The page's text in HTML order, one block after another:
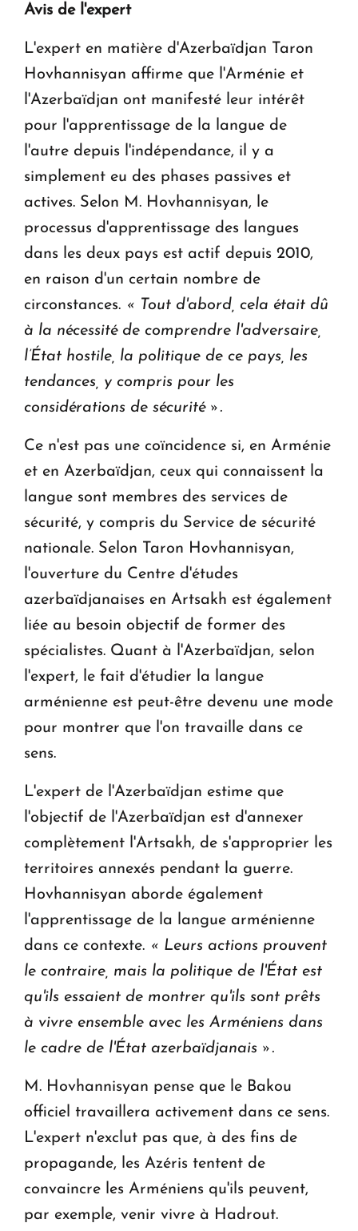
Avis de l'expert
L'expert en matière d'Azerbaïdjan Taron
Hovhannisyan affirme que l'Arménie et
l'Azerbaïdjan ont manifesté leur intérêt
pour l'apprentissage de la langue de
l'autre depuis l'indépendance, il y a
simplement eu des phases passives et
actives. Selon M. Hovhannisyan, le
processus d'apprentissage des langues
dans les deux pays est actif depuis 2010,
en raison d'un certain nombre de
circonstances. « Tout d'abord, cela était dû
à la nécessité de comprendre l'adversaire,
l’État hostile, la politique de ce pays, les
tendances, y compris pour les
considérations de sécurité ».
Ce n'est pas une coïncidence si, en Arménie
et en Azerbaïdjan, ceux qui connaissent la
langue sont membres des services de
sécurité, y compris du Service de sécurité
nationale. Selon Taron Hovhannisyan,
l'ouverture du Centre d'études
azerbaïdjanaises en Artsakh est également
liée au besoin objectif de former des
spécialistes. Quant à l'Azerbaïdjan, selon
l'expert, le fait d'étudier la langue
arménienne est peut-être devenu une mode
pour montrer que l'on travaille dans ce
sens.
L'expert de l'Azerbaïdjan estime que
l'objectif de l'Azerbaïdjan est d'annexer
complètement l'Artsakh, de s'approprier les
territoires annexés pendant la guerre.
Hovhannisyan aborde également
l'apprentissage de la langue arménienne
dans ce contexte. « Leurs actions prouvent
le contraire, mais la politique de l'État est
qu'ils essaient de montrer qu'ils sont prêts
à vivre ensemble avec les Arméniens dans
le cadre de l'État azerbaïdjanais ».
M. Hovhannisyan pense que le Bakou
officiel travaillera activement dans ce sens.
L'expert n'exclut pas que, à des fins de
propagande, les Azéris tentent de
convaincre les Arméniens qu'ils peuvent,
par exemple, venir vivre à Hadrout.